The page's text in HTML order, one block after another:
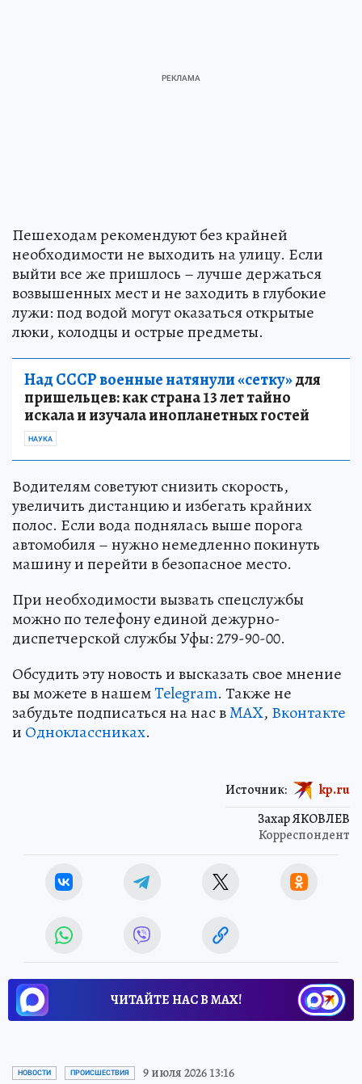
Пешеходам рекомендуют без крайней
необходимости не выходить на улицу. Если
выйти все же пришлось – лучше держаться
возвышенных мест и не заходить в глубокие
лужи: под водой могут оказаться открытые
люки, колодцы и острые предметы.
Над СССР военные натянули «сетку»для
пришельцев: как страна 13 лет тайно
искала и изучала инопланетных гостей
НАУКА
Водителям советуют снизить скорость,
увеличить дистанцию и избегать крайних
полос. Если вода поднялась выше порога
автомобиля – нужно немедленно покинуть
машину и перейти в безопасное место.
При необходимости вызвать спецслужбы
можно по телефону единой дежурно-
диспетчерской службы Уфы: 279-90-00.
Обсудить эту новость и высказать свое мнение
вы можете в нашемTelegram. Также не
забудьте подписаться на нас вMAX, Вконтакте
и Одноклассниках.
Захар ЯКОВЛЕВ
Корреспондент
Источник: kp.ru
ЧИТАЙТЕ НАС В МАХ!
НОВОСТИ ПРОИСШЕСТВИЯ 9 июля 2026 13:16